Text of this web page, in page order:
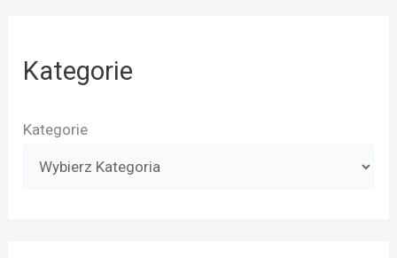
Kategorie
Kategorie